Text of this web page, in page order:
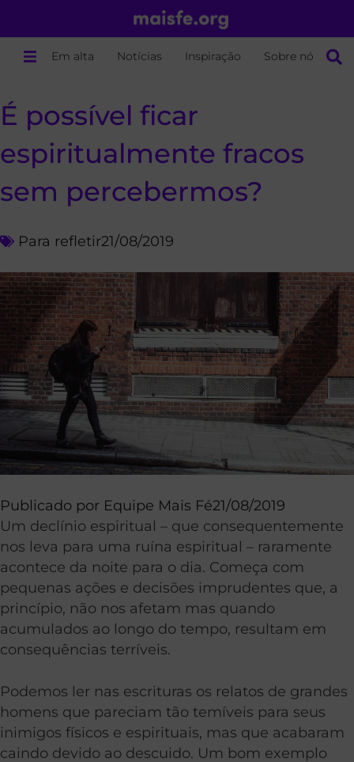
Em alta Notícias Inspiração Sobre nós
É possível ficar
espiritualmente fracos
sem percebermos?
Para refletir21/08/2019
Publicado por Equipe Mais Fé21/08/2019
Um declínio espiritual – que consequentemente
nos leva para uma ruína espiritual – raramente
acontece da noite para o dia. Começa com
pequenas ações e decisões imprudentes que, a
princípio, não nos afetam mas quando
acumulados ao longo do tempo, resultam em
consequências terríveis.
Podemos ler nas escrituras os relatos de grandes
homens que pareciam tão temíveis para seus
inimigos físicos e espirituais, mas que acabaram
caindo devido ao descuido. Um bom exemplo